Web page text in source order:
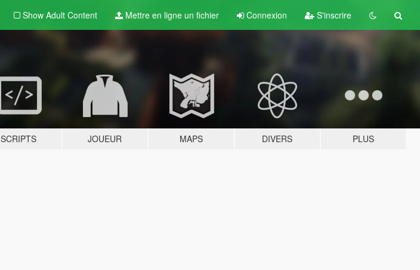
Show Adult Content Mettre en ligne un fichier Connexion S'inscrire
SCRIPTS JOUEUR MAPS DIVERS PLUS